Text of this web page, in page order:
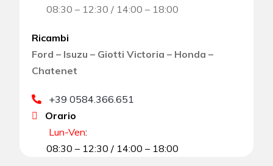
08:30 – 12:30 / 14:00 – 18:00
Ricambi
Ford – Isuzu – Giotti Victoria – Honda –
Chatenet
+39 0584.366.651
Orario
Lun-Ven:
08:30 – 12:30 / 14:00 – 18:00